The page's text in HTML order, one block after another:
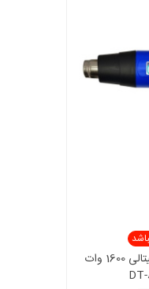
سشوار صنعتی دیمردار دیجیتالی 1600 وات